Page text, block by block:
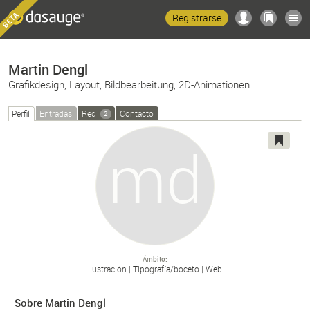
Registrarse
Martin Dengl
Grafikdesign, Layout, Bildbearbeitung, 2D-Animationen
Perfil Entradas Red 2 Contacto
Ámbito
Ilustración Tipografía/boceto Web
Sobre Martin Dengl